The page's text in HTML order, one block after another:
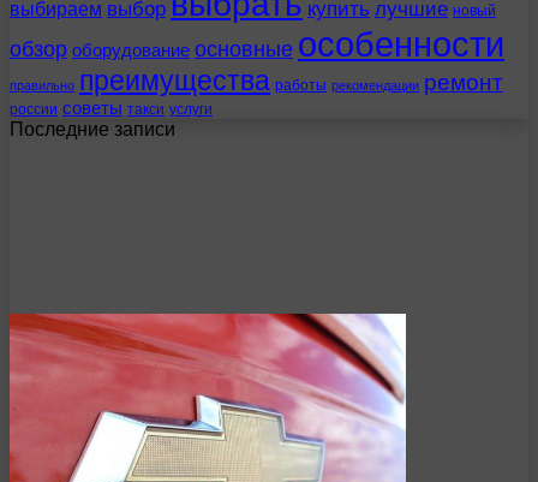
выбираем выбор купить лучшие новый
обзор оборудование основные особенности
правильно преимущества работы рекомендации ремонт
россии советы такси услуги
Последние записи